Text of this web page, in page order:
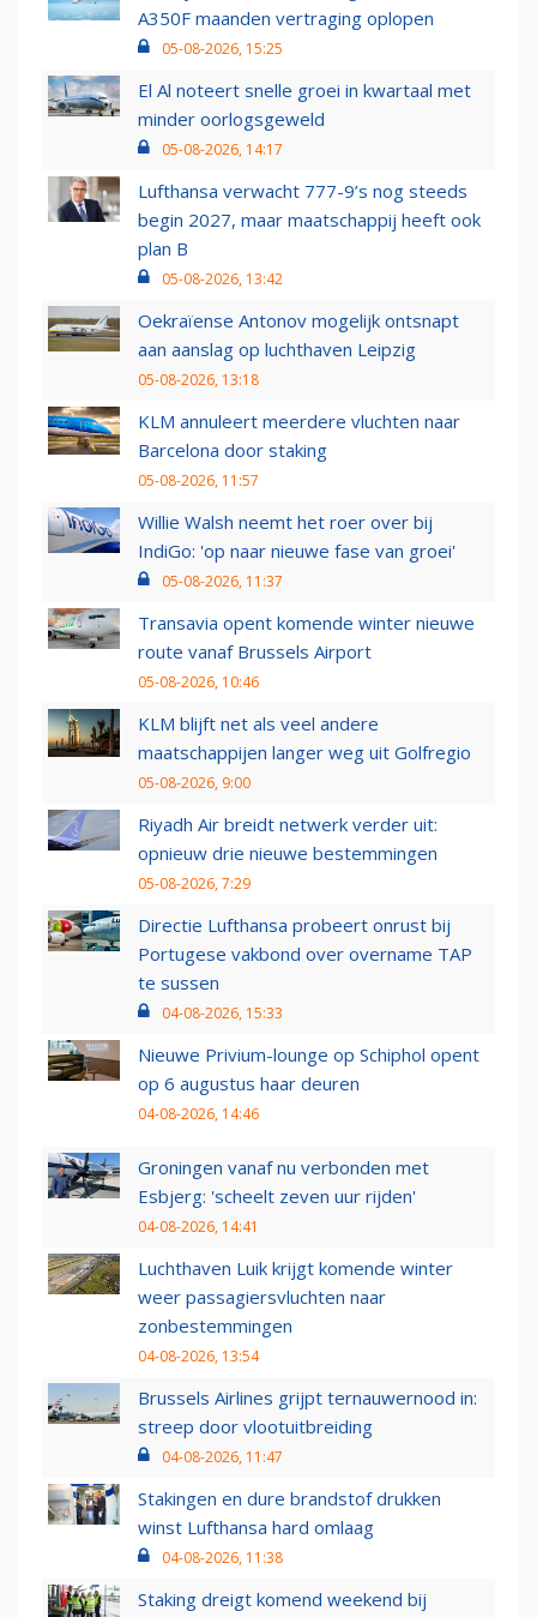
A350F maanden vertraging oplopen
05-08-2026, 15:25
El Al noteert snelle groei in kwartaal met
minder oorlogsgeweld
05-08-2026, 14:17
Lufthansa verwacht 777-9’s nog steeds
begin 2027, maar maatschappij heeft ook
plan B
05-08-2026, 13:42
Oekraïense Antonov mogelijk ontsnapt
aan aanslag op luchthaven Leipzig
05-08-2026, 13:18
KLM annuleert meerdere vluchten naar
Barcelona door staking
05-08-2026, 11:57
Willie Walsh neemt het roer over bij
IndiGo: 'op naar nieuwe fase van groei'
05-08-2026, 11:37
Transavia opent komende winter nieuwe
route vanaf Brussels Airport
05-08-2026, 10:46
KLM blijft net als veel andere
maatschappijen langer weg uit Golfregio
05-08-2026, 9:00
Riyadh Air breidt netwerk verder uit:
opnieuw drie nieuwe bestemmingen
05-08-2026, 7:29
Directie Lufthansa probeert onrust bij
Portugese vakbond over overname TAP
te sussen
04-08-2026, 15:33
Nieuwe Privium-lounge op Schiphol opent
op 6 augustus haar deuren
04-08-2026, 14:46
Groningen vanaf nu verbonden met
Esbjerg: 'scheelt zeven uur rijden'
04-08-2026, 14:41
Luchthaven Luik krijgt komende winter
weer passagiersvluchten naar
zonbestemmingen
04-08-2026, 13:54
Brussels Airlines grijpt ternauwernood in:
streep door vlootuitbreiding
04-08-2026, 11:47
Stakingen en dure brandstof drukken
winst Lufthansa hard omlaag
04-08-2026, 11:38
Staking dreigt komend weekend bij